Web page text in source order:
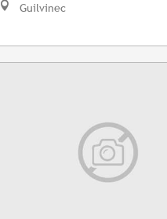
Guilvinec